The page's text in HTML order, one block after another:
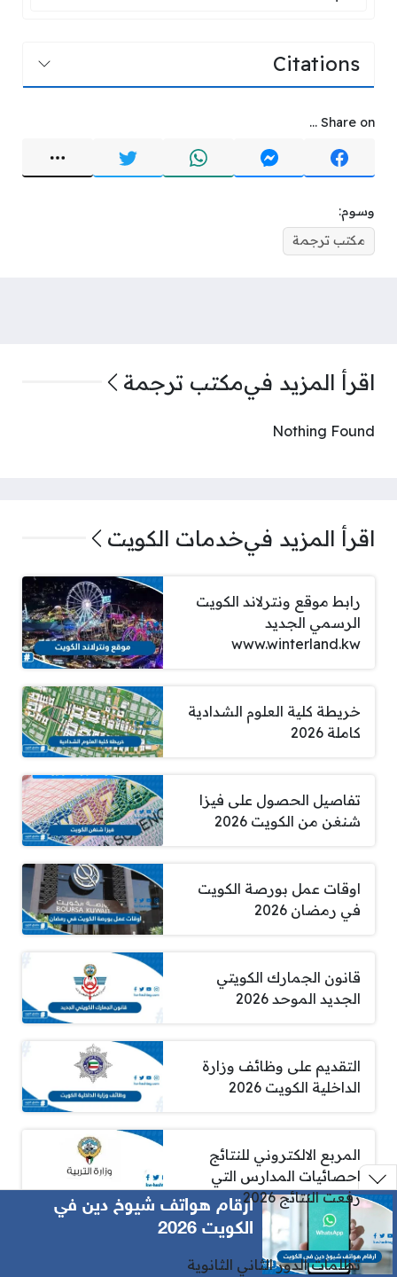
Citations
Share on ...
وسوم:
مكتب ترجمة
اقرأ المزيد فيمكتب ترجمة
Nothing Found
اقرأ المزيد فيخدمات الكويت
رابط موقع ونترلاند الكويت
الرسمي الجديد
www.winterland.kw
خريطة كلية العلوم الشدادية
كاملة 2026
تفاصيل الحصول على فيزا
شنغن من الكويت 2026
اوقات عمل بورصة الكويت
في رمضان 2026
قانون الجمارك الكويتي
الجديد الموحد 2026
التقديم على وظائف وزارة
الداخلية الكويت 2026
المربع الالكتروني للنتائج
احصائيات المدارس التي
رفعت النتائج 2026
تظلمات الدور الثاني الثانوية
ارقام هواتف شيوخ دين في
الكويت 2026